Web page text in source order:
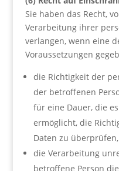
Sie haben das Recht,
Verarbeitung ihrer
verlangen, wenn eine
Voraussetzungen
die Richtigkeit der
der betroffenen
für eine Dauer, die
ermöglicht, die
Daten zu überprüfen,
die Verarbeitung
betroffene Person